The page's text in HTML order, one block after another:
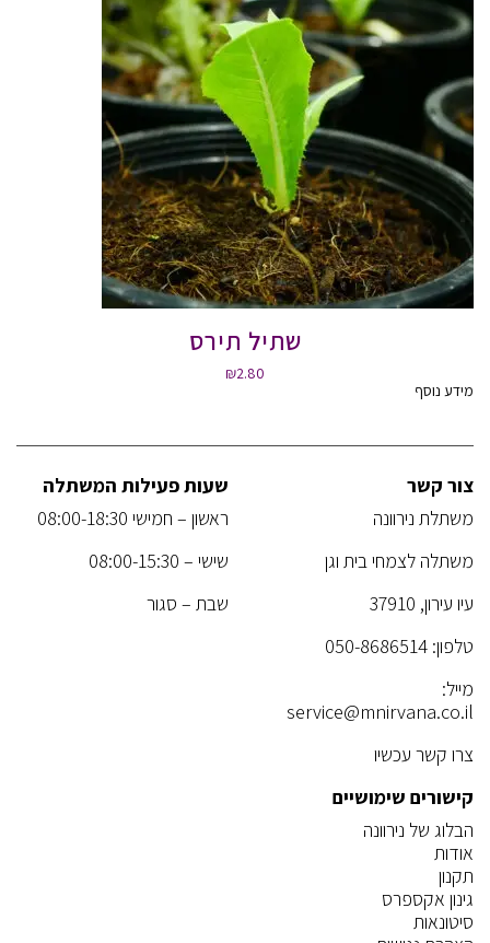
שתיל תירס
₪2.80
מידע נוסף
צור קשר
משתלת נירוונה
משתלה לצמחי בית וגן
עיו עירון, 37910
טלפון: 050-8686514
מייל:
service@mnirvana.co.il
צרו קשר עכשיו
שעות פעילות המשתלה
ראשון – חמישי 08:00-18:30
שישי – 08:00-15:30
שבת – סגור
קישורים שימושיים
הבלוג של נירוונה
אודות
תקנון
גינון אקספרס
סיטונאות